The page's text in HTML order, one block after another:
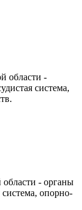
области -
система,
- органы
опорно-